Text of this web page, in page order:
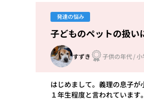
発達の悩み
子どものペットの扱い
すずき 子供の年代/小
はじめまして。義理の息子
１年生程度と言われていま